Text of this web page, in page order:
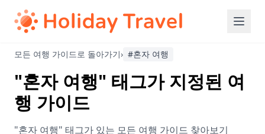
모든 여행 가이드로 돌아가기› #혼자 여행
"혼자 여행" 태그가 지정된 여
행 가이드
"혼자 여행" 태그가 있는 모든 여행 가이드 찾아보기